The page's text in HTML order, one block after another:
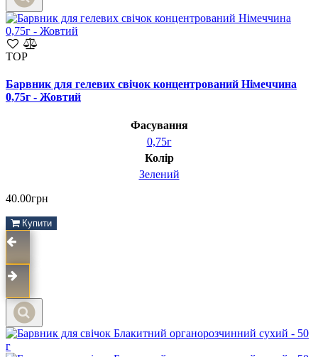
TOP
Барвник для гелевих свічок концентрований Німеччина
0,75г - Жовтий
Фасування
0,75г
Колір
Зелений
40.00грн
Купити